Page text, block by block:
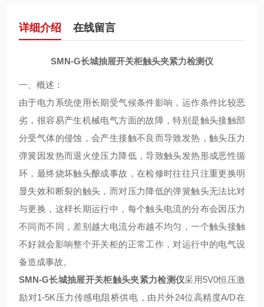
详细介绍 在线留言
SMN-G长城抽屉开关柜触头夹紧力检测仪
一、概述：
由于电力系统使用长期受气候条件影响，运作条件比较恶
劣，很容易产生机械电气方面的故障，特别是触头接触部
分受气体的侵蚀，会产生接触不良而导致发热，触头压力
弹簧因发热而退火使压力降低，导致触头发热形成恶性循
环，最终烧坏触头酿成事故，在检修时往往只注重更换明
显失效和断裂的触头，而对压力降低的弹簧触头无法比对
与更换，这样长期运行中，每个触头电流的分布会因压力
不同而不同，差别越大电流分布越不均匀，一个触头接触
不好就会影响整个开关柜的正常工作，对运行中的电气设
备造成事故。
SMN-G长城抽屉开关柜触头夹紧力检测仪采用5V0恒压激
励对1-5K压力传感电阻桥供电，由片外24位高精度A/D在